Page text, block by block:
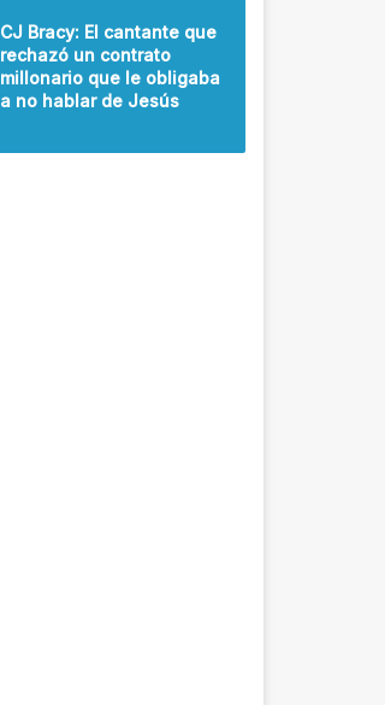
CJ Bracy: El cantante que
rechazó un contrato
millonario que le obligaba
a no hablar de Jesús